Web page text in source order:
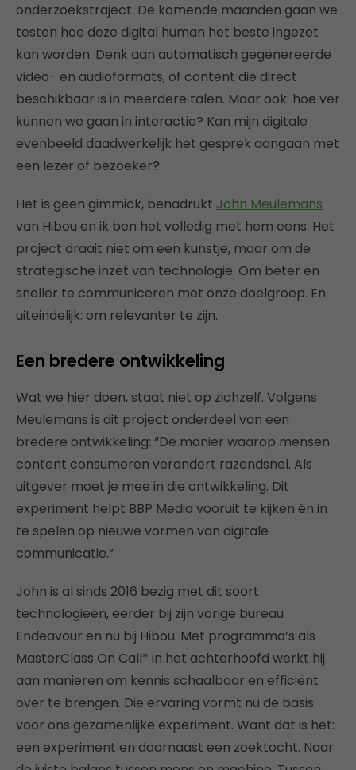
onderzoekstraject. De komende maanden gaan we
testen hoe deze digital human het beste ingezet
kan worden. Denk aan automatisch gegenereerde
video- en audioformats, of content die direct
beschikbaar is in meerdere talen. Maar ook: hoe ver
kunnen we gaan in interactie? Kan mijn digitale
evenbeeld daadwerkelijk het gesprek aangaan met
een lezer of bezoeker?
Het is geen gimmick, benadrukt John Meulemans
van Hibou en ik ben het volledig met hem eens. Het
project draait niet om een kunstje, maar om de
strategische inzet van technologie. Om beter en
sneller te communiceren met onze doelgroep. En
uiteindelijk: om relevanter te zijn.
Een bredere ontwikkeling
Wat we hier doen, staat niet op zichzelf. Volgens
Meulemans is dit project onderdeel van een
bredere ontwikkeling: “De manier waarop mensen
content consumeren verandert razendsnel. Als
uitgever moet je mee in die ontwikkeling. Dit
experiment helpt BBP Media vooruit te kijken én in
te spelen op nieuwe vormen van digitale
communicatie.”
John is al sinds 2016 bezig met dit soort
technologieën, eerder bij zijn vorige bureau
Endeavour en nu bij Hibou. Met programma’s als
MasterClass On Call* in het achterhoofd werkt hij
aan manieren om kennis schaalbaar en efficiënt
over te brengen. Die ervaring vormt nu de basis
voor ons gezamenlijke experiment. Want dat is het:
een experiment en daarnaast een zoektocht. Naar